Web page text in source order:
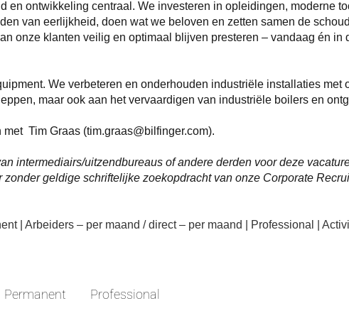
en ontwikkeling centraal. We investeren in opleidingen, moderne
van eerlijkheid, doen wat we beloven en zetten samen de
onze klanten veilig en optimaal blijven presteren – vandaag én in
We verbeteren en onderhouden industriële installaties
maar ook aan het vervaardigen van industriële boilers en
Tim Graas (tim.graas@bilfinger.com).
intermediairs/uitzendbureaus of andere derden voor deze
geldige schriftelijke zoekopdracht van onze Corporate
| Arbeiders – per maand / direct – per maand | Professional |
Permanent Professional